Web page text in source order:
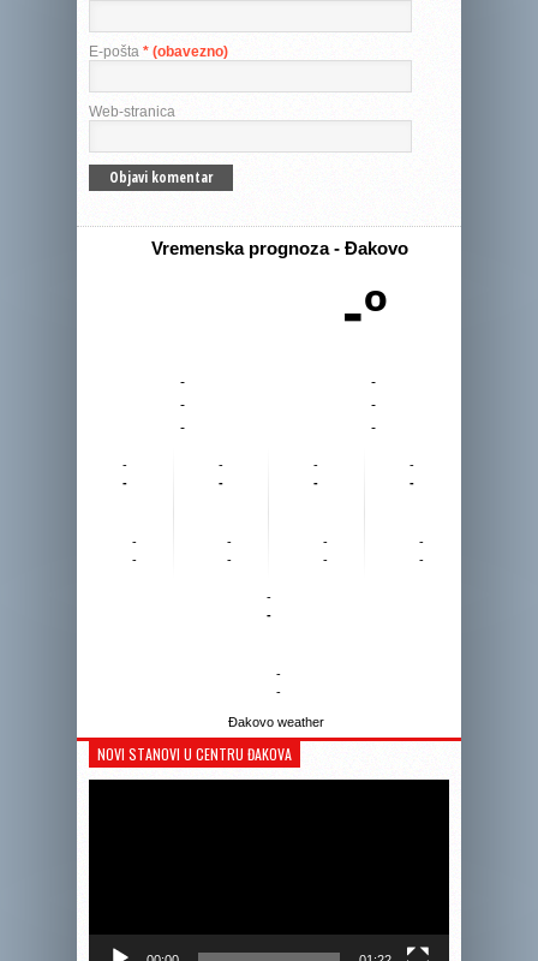
E-pošta * (obavezno)
Web-stranica
Vremenska prognoza - Đakovo
-º
-
-
-
-
-
-
-
-
-
-
-
-
-
-
-
-
-
-
-
-
-
-
-
-
-
-
Đakovo weather
NOVI STANOVI U CENTRU ĐAKOVA